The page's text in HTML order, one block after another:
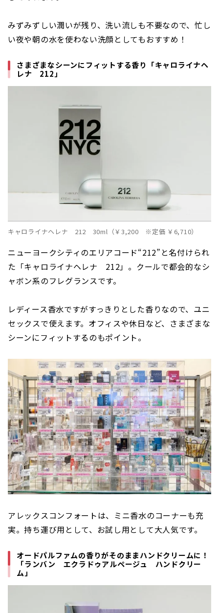
みずみずしい潤いが残り、洗い流しも不要なので、忙し
い夜や朝の水を使わない洗顔としてもおすすめ！
さまざまなシーンにフィットする香り「キャロライナヘ
レナ 212」
キャロライナヘレナ 212 30ml（￥3,200 ※定価 ￥6,710）
ニューヨークシティのエリアコード“212”と名付けられ
た「キャロライナヘレナ 212」。クールで都会的なシ
ャボン系のフレグランスです。
レディース香水ですがすっきりとした香りなので、ユニ
セックスで使えます。オフィスや休日など、さまざまな
シーンにフィットするのもポイント。
アレックスコンフォートは、ミニ香水のコーナーも充
実。持ち運び用として、お試し用として大人気です。
オードパルファムの香りがそのままハンドクリームに！
「ランバン エクラドゥアルページュ ハンドクリー
ム」